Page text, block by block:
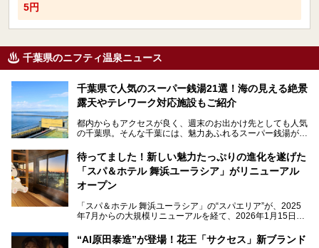
5円
千葉県のニフティ温泉ニュース
千葉県で人気のスーパー銭湯21選！海の見える絶景
露天やテレワーク対応施設もご紹介
都内からもアクセスが良く、週末のお出かけ先としても人気
の千葉県。そんな千葉には、魅力あふれるスーパー銭湯がた
「サウナでしっかりととのいたい」「海が見える絶景で非日
常を味わいたい」「子連れでも気兼ねなく1日過ごした
い」。
そんな多様なニーズに応える施設が揃っているため、その日
の目的に合った施設がきっと見つかるはずです。
さらに最近では、24時間営業で深夜まで滞在できる施設
や、テレワーク・コワーキングスペースを備えた仕事もでき
待ってました！新しい魅力たっぷりの進化を遂げた
「スパ＆ホテル 舞浜ユーラシア」がリニューアル
オープン
「スパ＆ホテル 舞浜ユーラシア」の“スパエリア”が、2025
年7月からの大規模リニューアルを経て、2026年1月15日
新設エリアや生まれ変わった浴場・サウナの魅力を、人気キ
“AI原田泰造”が登場！花王「サクセス」新ブランド